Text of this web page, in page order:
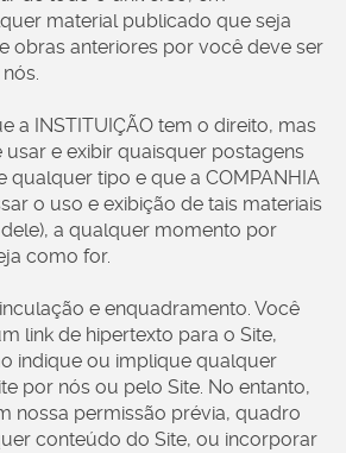
material publicado que seja
obras anteriores por você deve ser
a INSTITUIÇÃO tem o direito, mas
e exibir quaisquer postagens
qualquer tipo e que a COMPANHIA
o uso e exibição de tais materiais
a qualquer momento por
como for.
e enquadramento. Você
link de hipertexto para o Site,
indique ou implique qualquer
por nós ou pelo Site. No entanto,
nossa permissão prévia, quadro
conteúdo do Site, ou incorporar